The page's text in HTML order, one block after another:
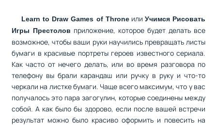
Learn to Draw Games of Throneили Учимся Рисовать
Игры Престолов приложение, которое будет делать все
возможное, чтобы ваши руки научились превращать листы
бумаги в красивые портреты героев известного сериала.
Как часто от нечего делать, или во время разговора по
телефону вы брали карандаш или ручку в руку и что-то
черкали на листке бумаги. Чаще всего максимум, что у вас
получалось это пара загогулин, которые соединены между
собой. А как было бы здорово, если после вашей встречи
результат можно было красиво оформить и повесить на